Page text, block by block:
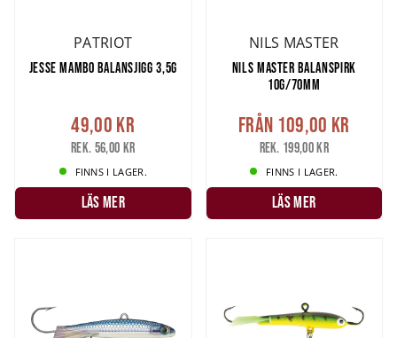
PATRIOT
JESSE MAMBO BALANSJIGG 3,5G
49,00 kr
Rek. 56,00 kr
FINNS I LAGER.
LÄS MER
NILS MASTER
NILS MASTER BALANSPIRK
10G/70MM
Från 109,00 kr
Rek. 199,00 kr
FINNS I LAGER.
LÄS MER